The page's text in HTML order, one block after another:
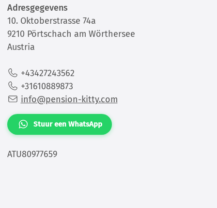
Adresgegevens
10. Oktoberstrasse 74a
9210 Pörtschach am Wörthersee
Austria
+43427243562
+31610889873
info@pension-kitty.com
Stuur een WhatsApp
ATU80977659